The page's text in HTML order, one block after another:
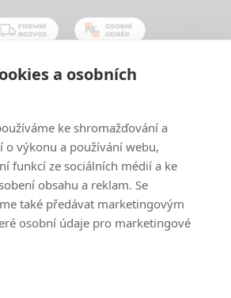
a osobních
ke shromažďování a
o výkonu a používání webu,
funkcí ze sociálních médií a ke
obsahu a reklam. Se
také předávat marketingovým
osobní údaje pro marketingové